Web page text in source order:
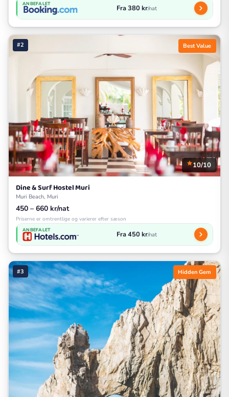
ANBEFALET Fra 380 kr/nat
#2 Best Value
10/10
Dine & Surf Hostel Muri
Muri Beach, Muri
450 – 660 kr/nat
Priserne er omtrentlige og varierer efter sæson
ANBEFALET Fra 450 kr/nat
#3 Hidden Gem